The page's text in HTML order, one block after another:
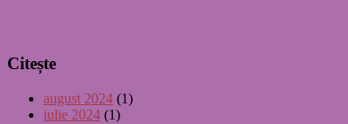
Citește
august 2024 (1)
iulie 2024 (1)